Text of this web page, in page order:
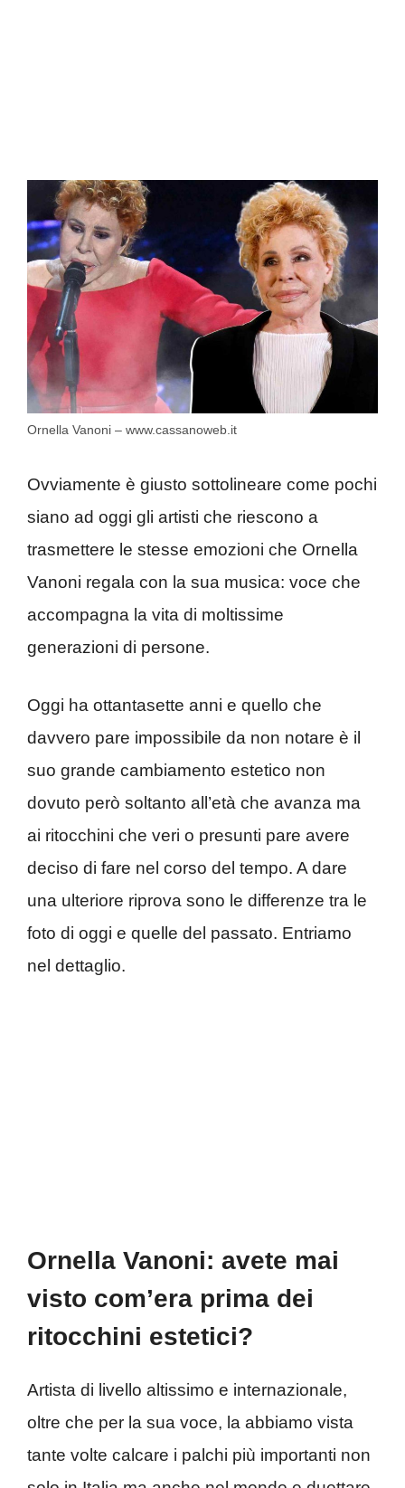
Ornella Vanoni – www.cassanoweb.it
Ovviamente è giusto sottolineare come pochi
siano ad oggi gli artisti che riescono a
trasmettere le stesse emozioni che Ornella
Vanoni regala con la sua musica: voce che
accompagna la vita di moltissime
generazioni di persone.
Oggi ha ottantasette anni e quello che
davvero pare impossibile da non notare è il
suo grande cambiamento estetico non
dovuto però soltanto all’età che avanza ma
ai ritocchini che veri o presunti pare avere
deciso di fare nel corso del tempo. A dare
una ulteriore riprova sono le differenze tra le
foto di oggi e quelle del passato. Entriamo
nel dettaglio.
Ornella Vanoni: avete mai
visto com’era prima dei
ritocchini estetici?
Artista di livello altissimo e internazionale,
oltre che per la sua voce, la abbiamo vista
tante volte calcare i palchi più importanti non